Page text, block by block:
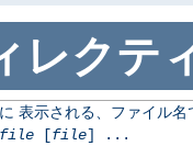
レクテ
表示される、ファイル
file[file] ...